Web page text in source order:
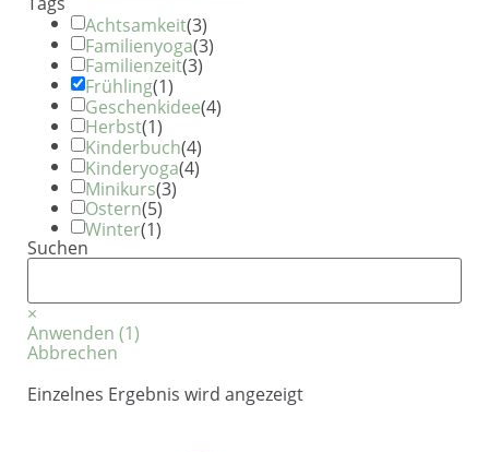
Achtsamkeit(3)
Familienyoga(3)
Familienzeit(3)
Frühling(1)
Geschenkidee(4)
Herbst(1)
Kinderbuch(4)
Kinderyoga(4)
Minikurs(3)
Ostern(5)
Winter(1)
Suchen
×
Anwenden (1)
Abbrechen
Einzelnes Ergebnis wird angezeigt